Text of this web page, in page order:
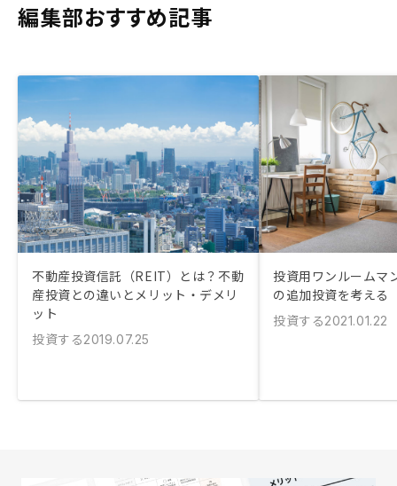
編集部おすすめ記事
不動産投資信託（REIT）とは？不動
産投資との違いとメリット・デメリ
ット
投資する2019.07.25
投資用ワンルームマ
の追加投資を考える
投資する2021.01.22